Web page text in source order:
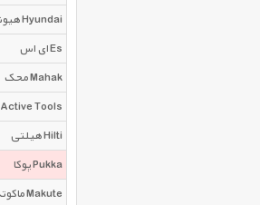
هیوندای Hyundai
ای اس Es
محک Mahak
اکتیو تولز Active Tools
هیلتی Hilti
پوکا Pukka
ماکوته Makute